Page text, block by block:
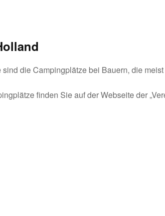
die Campingplätze bei Bauern, die
finden Sie auf der Webseite der